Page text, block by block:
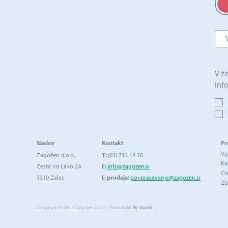
V
Naslov
Zagožen d.o.o.
Cesta na Lavo 2A
3310 Žalec
Kontakt
T: (03) 713 14 20
E:info@zagozen.si
E-prodaja: povprasevanje@zagozen.si
Copyright © 2015 Zagožen d.o.o. - Produkcija AV studio